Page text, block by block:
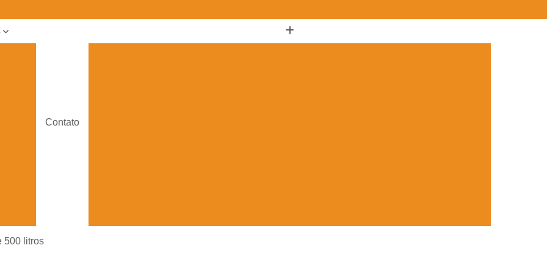
Contato
500 litros